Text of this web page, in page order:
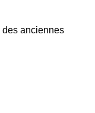
des anciennes